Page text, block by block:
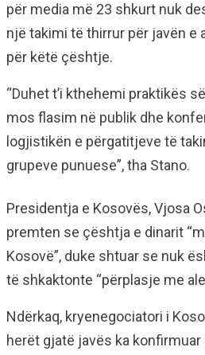
për media më 23 shkurt nuk
një takimi të thirrur për javën e
për këtë çështje.
“Duhet t’i kthehemi praktikës
mos flasim në publik dhe
logjistikën e përgatitjeve të
grupeve punuese”, tha Stano.
Presidentja e Kosovës, Vjosa
premten se çështja e dinarit
Kosovë”, duke shtuar se nuk
të shkaktonte “përplasje me
Ndërkaq, kryenegociatori i
herët gjatë javës ka